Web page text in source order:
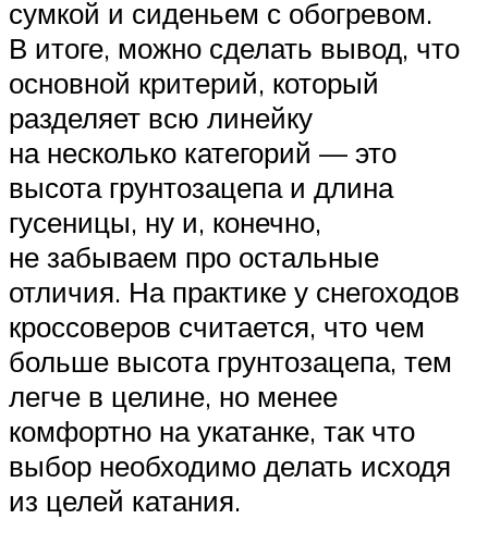
сумкой и сиденьем с обогревом.
В итоге, можно сделать вывод, что
основной критерий, который
разделяет всю линейку
на несколько категорий — это
высота грунтозацепа и длина
гусеницы, ну и, конечно,
не забываем про остальные
отличия. На практике у снегоходов
кроссоверов считается, что чем
больше высота грунтозацепа, тем
легче в целине, но менее
комфортно на укатанке, так что
выбор необходимо делать исходя
из целей катания.